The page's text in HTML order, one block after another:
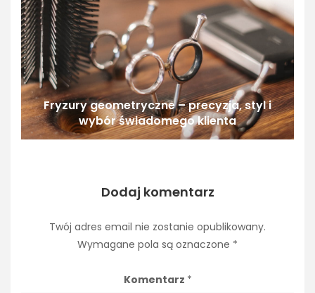
Fryzury geometryczne – precyzja, styl i
wybór świadomego klienta
Dodaj komentarz
Twój adres email nie zostanie opublikowany.
Wymagane pola są oznaczone *
Komentarz *